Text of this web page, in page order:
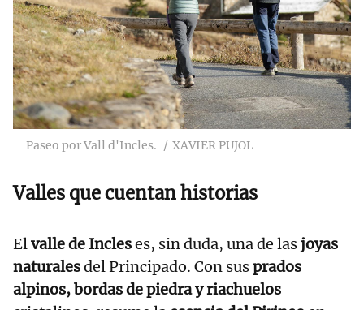
Paseo por Vall d'Incles. XAVIER PUJOL
Valles que cuentan historias
Elvalle de Incleses, sin duda, una de lasjoyas
naturalesdel Principado. Con susprados
alpinos, bordas de piedra y riachuelos